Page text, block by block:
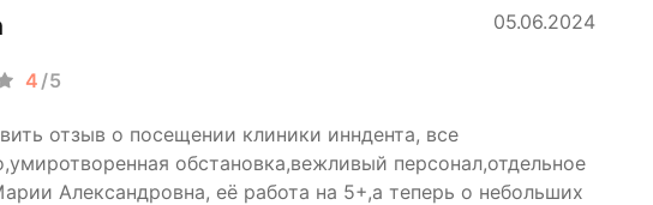
05.06.2024
4 /5
отзыв о посещении клиники инндента, все
обстановка,вежливый персонал,отдельное
Александровна, её работа на 5+,а теперь о небольших